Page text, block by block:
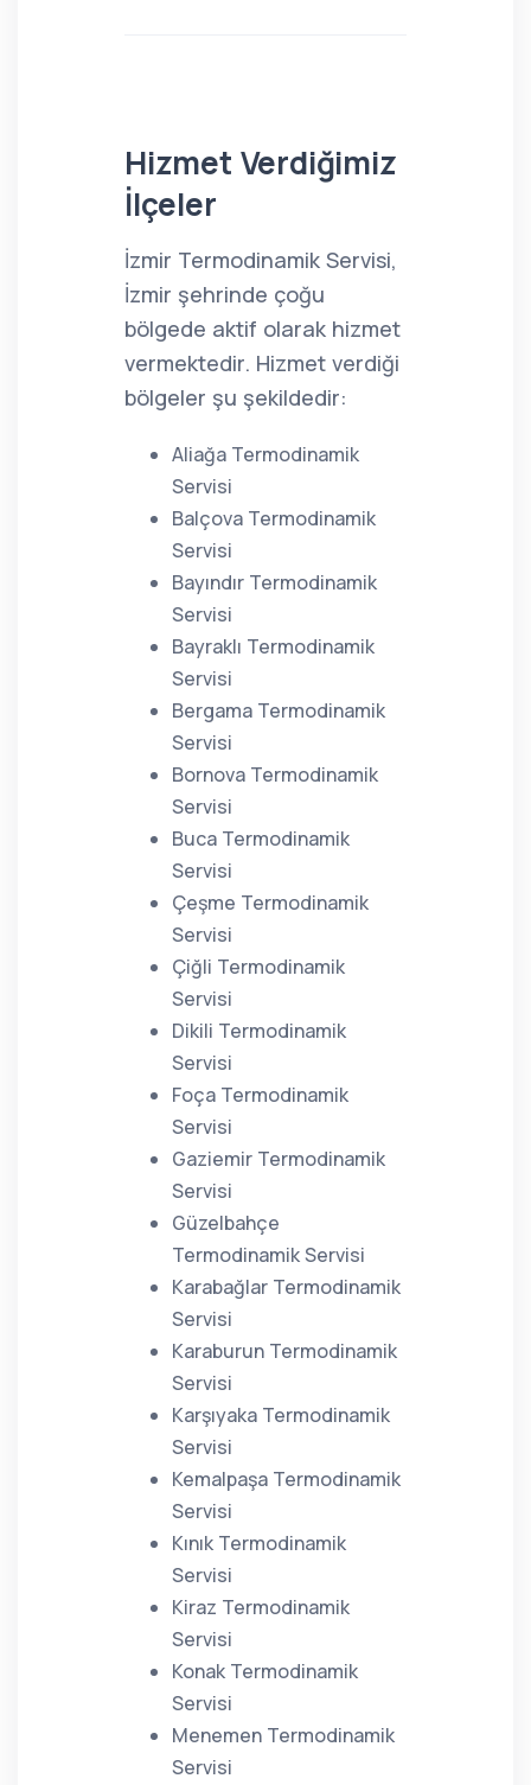
Hizmet Verdiğimiz
İlçeler
İzmir Termodinamik Servisi,
İzmir şehrinde çoğu
bölgede aktif olarak hizmet
vermektedir. Hizmet verdiği
bölgeler şu şekildedir:
Aliağa Termodinamik
Servisi
Balçova Termodinamik
Servisi
Bayındır Termodinamik
Servisi
Bayraklı Termodinamik
Servisi
Bergama Termodinamik
Servisi
Bornova Termodinamik
Servisi
Buca Termodinamik
Servisi
Çeşme Termodinamik
Servisi
Çiğli Termodinamik
Servisi
Dikili Termodinamik
Servisi
Foça Termodinamik
Servisi
Gaziemir Termodinamik
Servisi
Güzelbahçe
Termodinamik Servisi
Karabağlar Termodinamik
Servisi
Karaburun Termodinamik
Servisi
Karşıyaka Termodinamik
Servisi
Kemalpaşa Termodinamik
Servisi
Kınık Termodinamik
Servisi
Kiraz Termodinamik
Servisi
Konak Termodinamik
Servisi
Menemen Termodinamik
Servisi